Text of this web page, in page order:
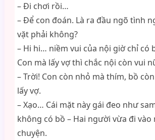
– Đi chơi rồi…
– Để con đoán. Là ra đầu ngõ tình
vặt phải không?
– Hi hi… niềm vui của nội giờ chỉ có
Con mà lấy vợ thì chắc nội còn vui
– Trời! Con còn nhỏ mà thím, bồ
lấy vợ.
– Xạo… Cái mặt này gái đeo như
không có bồ – Hai người vừa đi vào
chuyện.